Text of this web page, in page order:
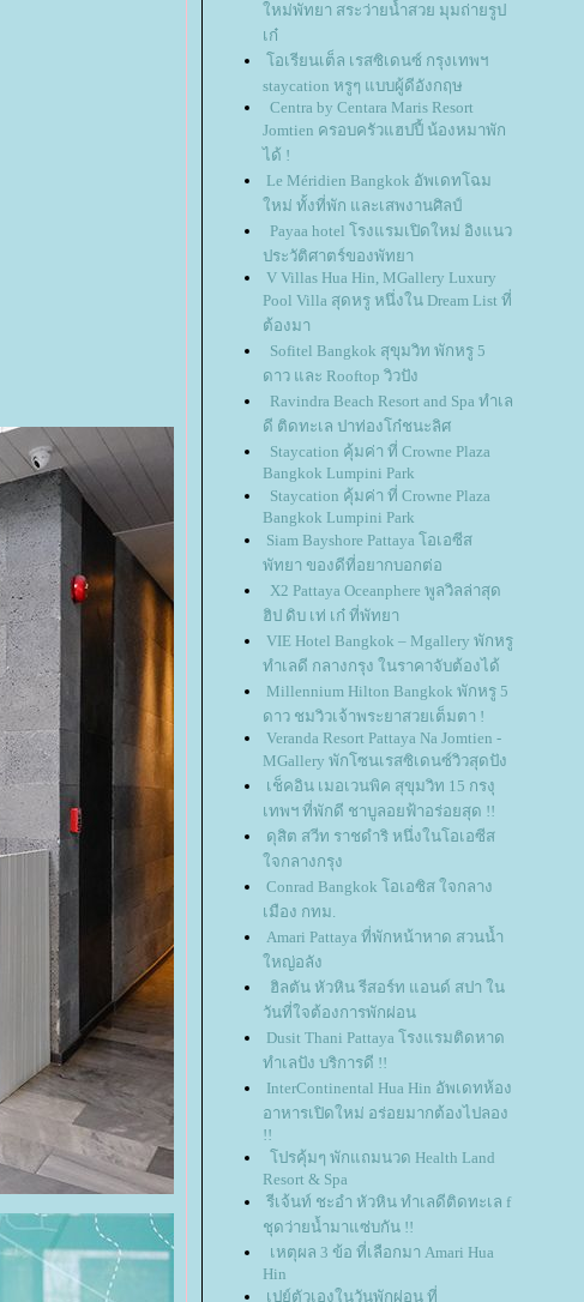
หม่พัทยา สระว่ายน้ำสวย มุมถ่ายรูป
เก๋
อเรียนเต็ล เรสซิเดนซ์ กรุงเทพฯ
staycation หรูๆ แบบผู้ดีอังกฤษ
Centra by Centara Maris Resort
Jomtien ครอบครัวแฮปปี้ น้องหมาพัก
ได้ !
Le Méridien Bangkok อัพเดทโฉม
หม่ ทั้งที่พัก และเสพงานศิลป์
Payaa hotel โรงแรมเปิดใหม่ อิงแนว
ประวัติศาตร์ของพัทยา
V Villas Hua Hin, MGallery Luxury
Pool Villa สุดหรู หนึ่งใน Dream List ที่
ต้องมา
Sofitel Bangkok สุขุมวิท พักหรู 5
ดาว และ Rooftop วิวปัง
Ravindra Beach Resort and Spa ทำเล
ดี ติดทะเล ปาท่องโก๋ชนะลิศ
Staycation คุ้มค่า ที่ Crowne Plaza
Bangkok Lumpini Park
Staycation คุ้มค่า ที่ Crowne Plaza
Bangkok Lumpini Park
Siam Bayshore Pattaya โอเอซีส
พัทยา ของดีที่อยากบอกต่อ
X2 Pattaya Oceanphere พูลวิลล่าสุด
ฮิป ดิบ เท่ เก๋ ที่พัทยา
VIE Hotel Bangkok – Mgallery พักหรู
ทำเลดี กลางกรุง ในราคาจับต้องได้
Millennium Hilton Bangkok พักหรู 5
ดาว ชมวิวเจ้าพระยาสวยเต็มตา !
Veranda Resort Pattaya Na Jomtien -
MGallery พักโซนเรสซิเดนซ์วิวสุดปัง
เช็คอิน เมอเวนพิค สุขุมวิท 15 กรงุ
เทพฯ ที่พักดี ชาบูลอยฟ้าอร่อยสุด !!
ดุสิต สวีท ราชดำริ หนึ่งในโอเอซีส
จกลางกรุง
Conrad Bangkok โอเอซิส ใจกลาง
เมือง กทม.
Amari Pattaya ที่พักหน้าหาด สวนน้ำ
หญ่อลัง
ฮิลตัน หัวหิน รีสอร์ท แอนด์ สปา ใน
วันที่ใจต้องการพักผ่อน
Dusit Thani Pattaya โรงแรมติดหาด
ทำเลปัง บริการดี !!
InterContinental Hua Hin อัพเดทห้อง
อาหารเปิดใหม่ อร่อยมากต้องไปลอง
!!
ปรคุ้มๆ พักแถมนวด Health Land
Resort & Spa
รีเจ้นท์ ชะอํา หัวหิน ทำเลดีติดทะเล f
ชุดว่ายน้ำมาแซ่บกัน !!
เหตุผล 3 ข้อ ที่เลือกมา Amari Hua
Hin
เปย์ตัวเองในวันพักผ่อน ที่